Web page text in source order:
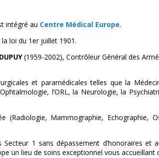
intégré au Centre Médical Europe.
loi du 1er juillet 1901.
(1959-2002), Contrôleur Général des
et paramédicales telles que la
l’ORL, la Neurologie, la
(Radiologie, Mammographie, Echographie,
1 sans dépassement d’honoraires et
un lieu de soins exceptionnel vous accueillant